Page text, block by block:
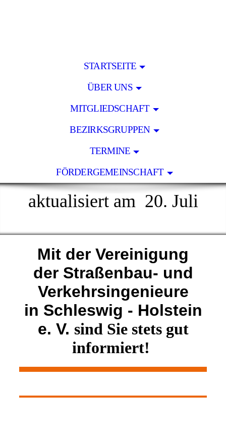
STARTSEITE
ÜBER UNS
MITGLIEDSCHAFT
BEZIRKSGRUPPEN
TERMINE
FÖRDERGEMEINSCHAFT
aktualisiert am 20. Juli
Mit der Vereinigung
der Straßenbau- und
Verkehrsingenieure
in Schleswig - Holstein
e. V. sind Sie stets gut
informiert!